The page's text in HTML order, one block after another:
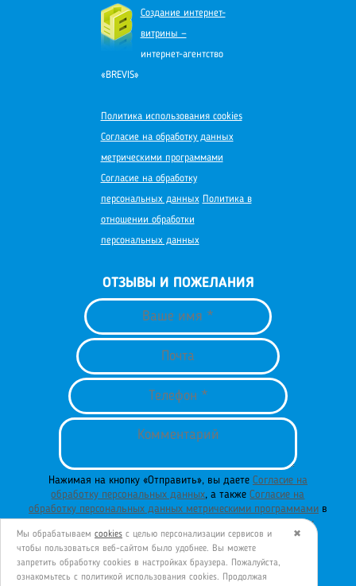
Создание интернет-
витрины —
интернет-агентство
«BREVIS»
Политика использования cookies
Согласие на обработку данных
метрическими программами
Согласие на обработку
персональных данных
Политика в
отношении обработки
персональных данных
ОТЗЫВЫ И ПОЖЕЛАНИЯ
Нажимая на кнопку «Отправить», вы даете Согласие на
обработку персональных данных, а такжеСогласие на
обработку персональных данных метрическими программамив
Политики обработки персональных
данных. ✖
Мы обрабатываем cookies с целью персонализации сервисов и
чтобы пользоваться веб-сайтом было удобнее. Вы можете
запретить обработку сookies в настройках браузера. Пожалуйста,
ознакомьтесь с политикой использования cookies. Продолжая